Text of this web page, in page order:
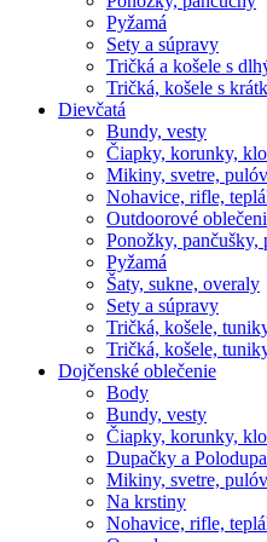
Pyžamá
Sety a súpravy
Tričká a košele s
Tričká, košele s
Dievčatá
Bundy, vesty
Čiapky, korunky,
Mikiny, svetre,
Nohavice, rifle,
Outdoorové
Ponožky,
Pyžamá
Šaty, sukne, overaly
Sety a súpravy
Tričká, košele,
Tričká, košele,
Dojčenské oblečenie
Body
Bundy, vesty
Čiapky, korunky,
Dupačky a
Mikiny, svetre,
Na krstiny
Nohavice, rifle,